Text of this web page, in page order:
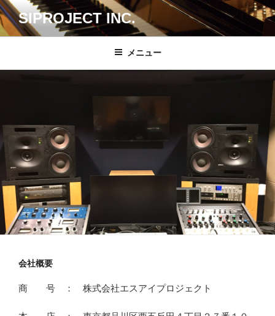
コ
ン
テ
ッ
SIPROJECT INC.
メニュー
会社概要
商 号 ： 株式会社エスアイプロジェクト